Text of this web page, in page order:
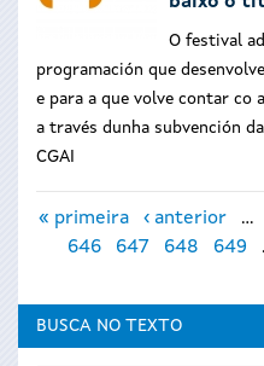
O festival
programación que
e para a que volve contar co
a través dunha subvención
CGAI
Páxinas
« primeira ‹ anterior …
646
647 648 649
BUSCA NO TEXTO